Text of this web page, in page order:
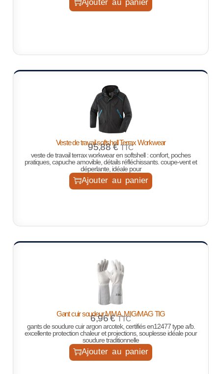
Ajouter au panier
Veste de travail softshell Terrax Workwear
95,88€ TTC
veste de travail terrax workwear en softshell : confort, poches
pratiques, capuche amovible, détails réfléchissants. coupe-vent et
déperlante, idéale pour
Ajouter au panier
Gant cuir soudeur MMA, MIG/MAG TIG
6,96€ TTC
gants de soudure cuir argon arcotek, certifiés en12477 type a/b.
excellente protection chaleur et projections, souplesse idéale pour
soudure traditionnelle
Ajouter au panier